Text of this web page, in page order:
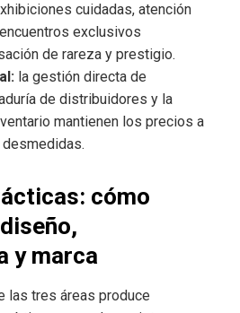
cuidadas, atención
exclusivos
de rareza y prestigio.
la gestión directa de
de distribuidores y la
mantienen los precios a
cómo
y marca
las tres áreas produce